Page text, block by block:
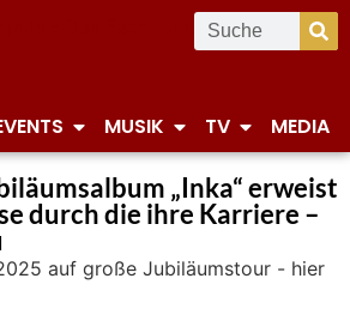
MUSIK TV MEDIA
„Inka“ erweist
durch die ihre Karriere –